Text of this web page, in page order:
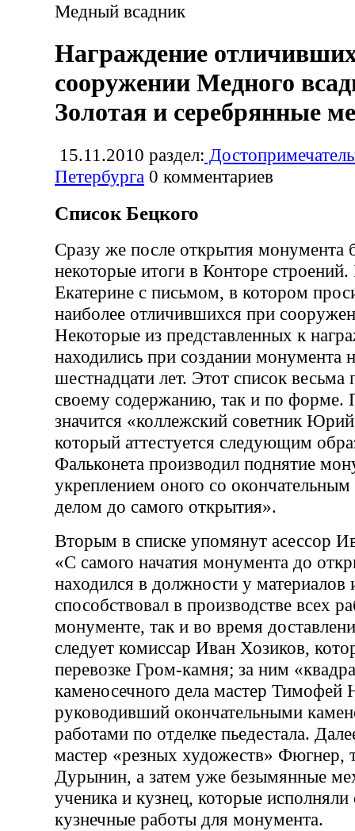
Медный всадник
Награждение
сооружении Медного
Золотая и серебрянные
15.11.2010 раздел:
Петербурга 0 комментариев
Список Бецкого
Сразу же после открытия монумента
некоторые итоги в Конторе строений.
Екатерине с письмом, в котором
наиболее отличившихся при
Некоторые из представленных к
находились при создании монумента
шестнадцати лет. Этот список весьма
своему содержанию, так и по форме.
значится «коллежский советник
который аттестуется следующим
Фальконета производил поднятие
укреплением оного со
делом до самого открытия».
Вторым в списке упомянут асессор
«С самого начатия монумента до
находился в должности у
способствовал в производстве всех
монументе, так и во время
следует комиссар Иван Хозиков,
перевозке Гром-камня; за ним
каменосечного дела мастер Тимофей
руководивший окончательными
работами по отделке пьедестала.
мастер «резных художеств» Фюгнер,
Дурынин, а затем уже безымянные
ученика и кузнец, которые исполняли
кузнечные работы для монумента.